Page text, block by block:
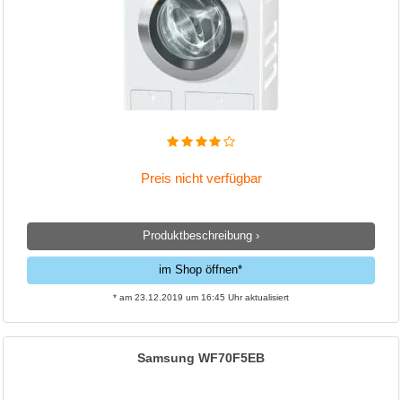
Preis nicht verfügbar
Produktbeschreibung ›
im Shop öffnen*
* am 23.12.2019 um 16:45 Uhr aktualisiert
Samsung WF70F5EB